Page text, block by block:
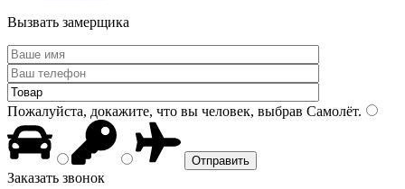
Вызвать замерщика
Пожалуйста, докажите, что вы человек, выбрав Самолёт.
Заказать звонок